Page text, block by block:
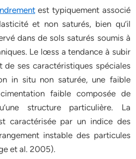
est typiquement associé
et non saturés, bien qu’il
dans de sols saturés soumis à
Le lœss a tendance à subir
de ses caractéristiques spéciales
in situ non saturée, une faible
faible composée de
structure particulière. La
caractérisée par un indice des
instable des particules
et al. 2005).